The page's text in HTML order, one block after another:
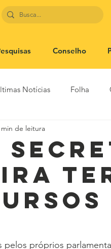
Conselho
Notícias Folha
Estadão
min de leitura
próprios